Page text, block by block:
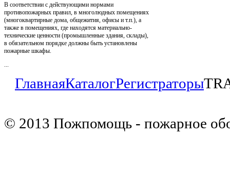
В соответствии с действующими нормами
противопожарных правил, в многолюдных помещениях
(многоквартирные дома, общежития, офисы и т.п.), а
также в помещениях, где находятся материально-
технические ценности (промышленные здания, склады),
в обязательном порядке должны быть установлены
пожарные шкафы.
ГлавнаяКаталогРегистраторы
© 2013 Пожпомощь - пожарное